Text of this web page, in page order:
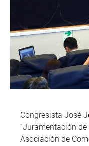
Congresista José
“Juramentación
Asociación de